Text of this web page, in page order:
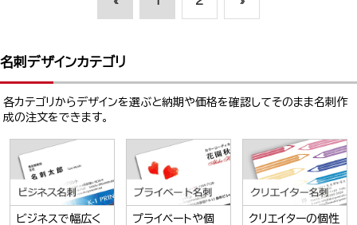
名刺デザインカテゴリ
各カテゴリからデザインを選ぶと納期や価格を確認してそのまま名刺作
成の注文をできます。
ビジネスで幅広く
プライベートや個
クリエイターの個性